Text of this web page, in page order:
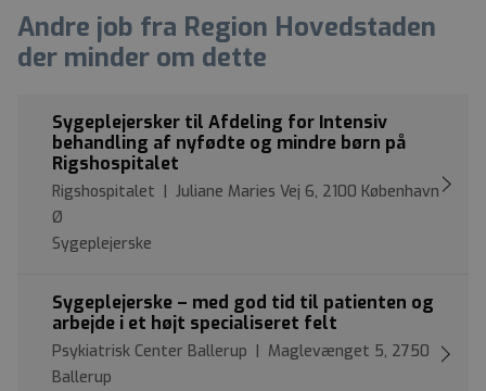
Andre job fra Region Hovedstaden
der minder om dette
Sygeplejersker til Afdeling for Intensiv
behandling af nyfødte og mindre børn på
Rigshospitalet
Rigshospitalet | Juliane Maries Vej 6, 2100 København
Ø
Sygeplejerske
Sygeplejerske – med god tid til patienten og
arbejde i et højt specialiseret felt
Psykiatrisk Center Ballerup | Maglevænget 5, 2750
Ballerup